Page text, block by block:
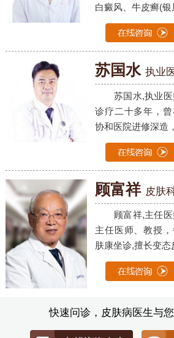
白癜风、牛皮癣(银
苏国水 执业
苏国水,执业
诊疗二十多年，
协和医院进修深造
顾富祥 皮肤
顾富祥,主任
主任医师、教授
肤康坐诊,擅长变态
快速问诊，皮肤病医生与